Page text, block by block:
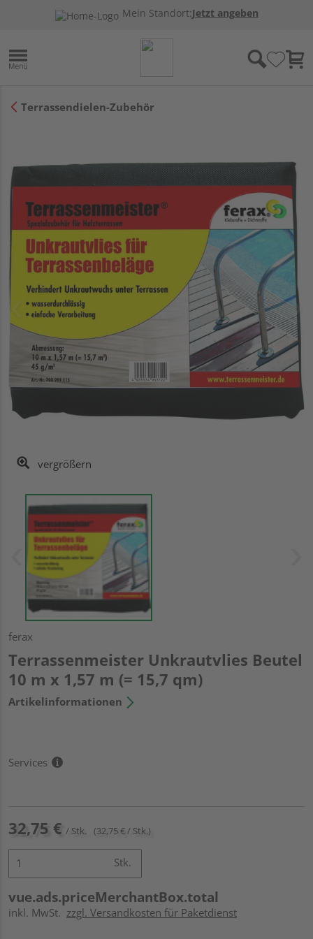
Mein Standort:Jetzt angeben
Terrassendielen-Zubehör
vergrößern
ferax
Terrassenmeister Unkrautvlies Beutel
10 m x 1,57 m (= 15,7 qm)
Artikelinformationen
Services
32,75 € / Stk. (32,75 € / Stk.)
Stk.
vue.ads.priceMerchantBox.total
inkl. MwSt. zzgl. Versandkosten für Paketdienst